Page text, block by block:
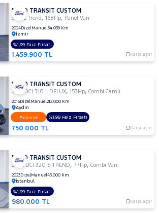
FORD TRANSIT CUSTOM
320 L Trend ,168Hp, Panel Van
2024DizelManuel54.039 Km
İzmir
1.459.900 TL Karşılaştır
%1,99 Faiz Fırsatı
FORD TRANSIT CUSTOM
2.2 TDCI 310 L DELUX,153Hp,Combi Camlı
2016DizelManuel212.000 Km
Aydın
750.000 TL Karşılaştır
Rezerve %1,99 Faiz Fırsatı
FORD TRANSIT CUSTOM
2.0 TDCI 320 S TREND,77Hp,Combi Van
2023DizelManuel43.000 Km
İstanbul
980.000 TL Karşılaştır
%1,99 Faiz Fırsatı